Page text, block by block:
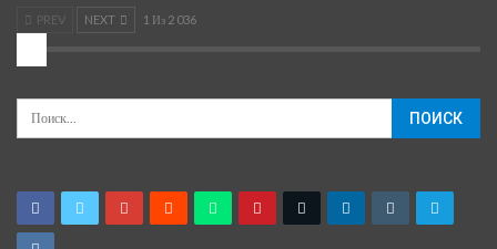
PREV NEXT 1 Из 2 036